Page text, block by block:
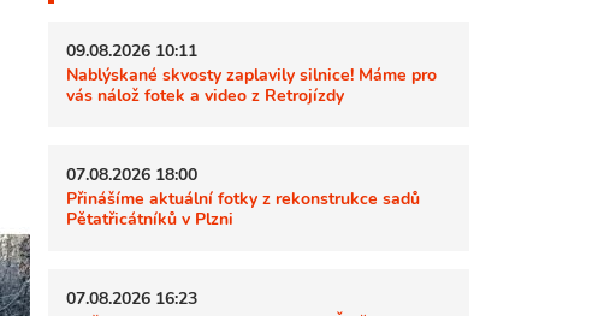
09.08.2026 10:11
Nablýskané skvosty zaplavily silnice! Máme pro
vás nálož fotek a video z Retrojízdy
07.08.2026 18:00
Přinášíme aktuální fotky z rekonstrukce sadů
Pětatřicátníků v Plzni
07.08.2026 16:23